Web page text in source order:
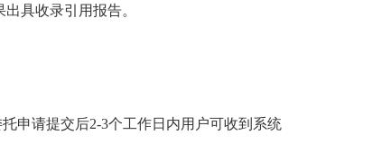
出具收录引用报告。
申请提交后2-3个工作日内用户可收到系统